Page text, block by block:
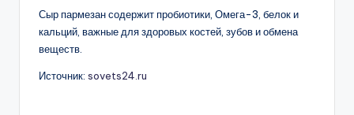
Сыр пармезан содержит пробиотики, Омега-3, белок и
кальций, важные для здоровых костей, зубов и обмена
веществ.
Источник: sovets24.ru